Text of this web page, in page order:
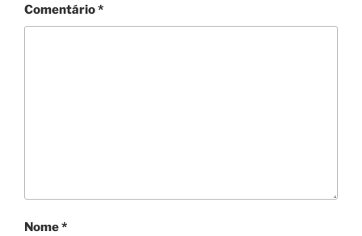
Comentário*
Nome*